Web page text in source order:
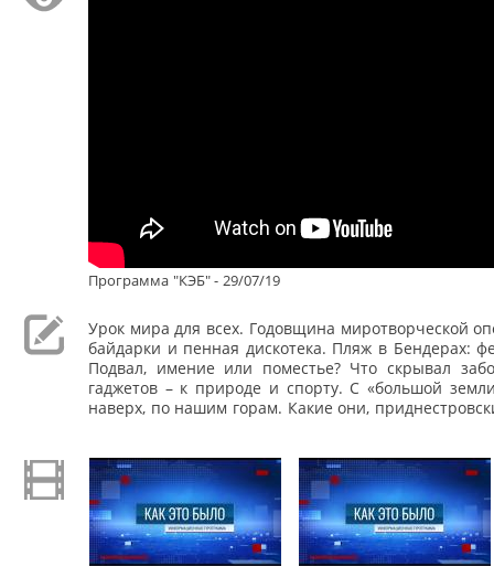
Программа "КЭБ" - 29/07/19
Урок мира для всех. Годовщина миротворческой
байдарки и пенная дискотека. Пляж в Бендерах:
Подвал, имение или поместье? Что скрывал
гаджетов – к природе и спорту. С «большой
наверх, по нашим горам. Какие они,